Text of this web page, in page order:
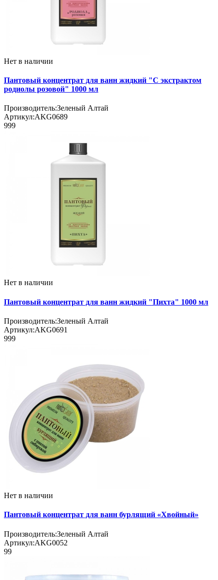
Нет в наличии
Пантовый концентрат для ванн жидкий "С экстрактом
родиолы розовой" 1000 мл
Производитель:Зеленый Алтай
Артикул:AKG0689
999
Нет в наличии
Пантовый концентрат для ванн жидкий "Пихта" 1000 мл
Производитель:Зеленый Алтай
Артикул:AKG0691
999
Нет в наличии
Пантовый концентрат для ванн бурлящий «Хвойный»
Производитель:Зеленый Алтай
Артикул:AKG0052
99